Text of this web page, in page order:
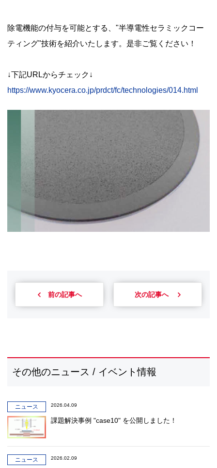
除電機能の付与を可能とする、"半導電性セラミックコー
ティング"技術を紹介いたします。是非ご覧ください！
↓下記URLからチェック↓
https://www.kyocera.co.jp/prdct/fc/technologies/014.html
前の記事へ 次の記事へ
その他のニュース / イベント情報
ニュース 2026.04.09
課題解決事例 "case10" を公開しました！
ニュース 2026.02.09